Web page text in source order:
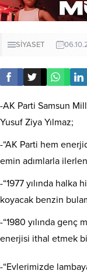
SİYASET
-AK Parti Samsun
Yusuf Ziya Yılmaz;
-“AK Parti hem
emin adımlarla
-“1977 yılında halka
koyacak benzin
-“1980 yılında genç
enerjisi ithal etmek
-“Evlerimizde